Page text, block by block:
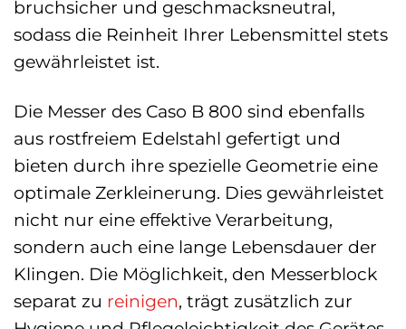
bruchsicher und geschmacksneutral,
sodass die Reinheit Ihrer Lebensmittel stets
gewährleistet ist.
Die Messer des Caso B 800 sind ebenfalls
aus rostfreiem Edelstahl gefertigt und
bieten durch ihre spezielle Geometrie eine
optimale Zerkleinerung. Dies gewährleistet
nicht nur eine effektive Verarbeitung,
sondern auch eine lange Lebensdauer der
Klingen. Die Möglichkeit, den Messerblock
separat zu reinigen, trägt zusätzlich zur